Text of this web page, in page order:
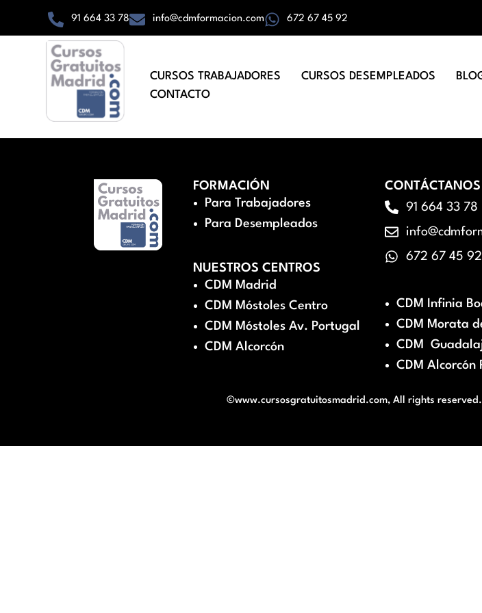
91 664 33 78 info@cdmformacion.com 672 67 45 92
CURSOS TRABAJADORES CURSOS DESEMPLEADOS
CONTACTO
FORMACIÓN
Para Trabajadores
Para Desempleados
NUESTROS CENTROS
CDM Madrid
CDM Móstoles Centro
CDM Móstoles Av. Portugal
CDM Alcorcón
CONTÁCTANOS
91 664 33 78
672 67 45 92
CDM Infinia
CDM Morata
CDM
CDM Alcorcón
©www.cursosgratuitosmadrid.com, All rights